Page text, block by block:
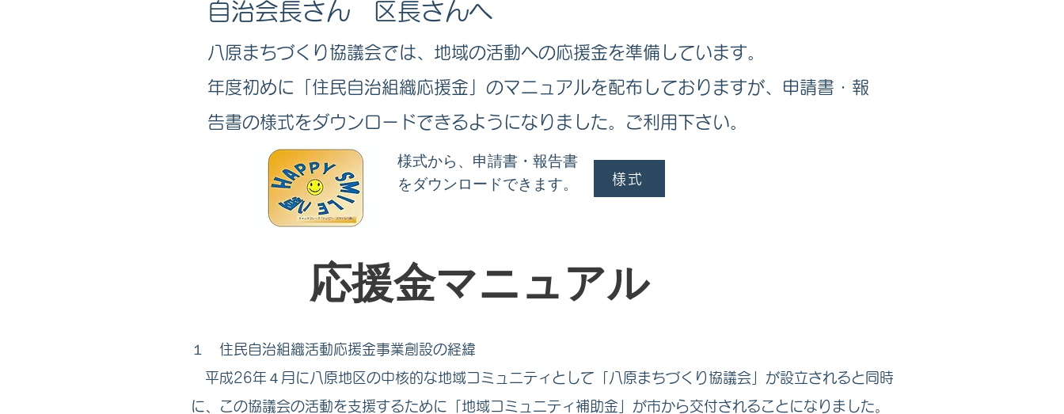
自治会長さん 区長さんへ
八原まちづくり協議会では、地域の活動への​応援金を準備しています。
年度初めに「住民自治組織応援金」のマニュアルを配布しておりますが、申請書・報
告書の様式をダウンロードできるようになりました。ご利用下さい。
​様式から、申請書・報告書
をダウンロードできます。
様式
応援金マニュアル
１ 住民自治組織活動応援金事業創設の経緯
平成26年４月に八原地区の中核的な地域コミュニティとして「八原まちづくり協議会」が設立されると同時
に、この協議会の活動を支援するために「地域コミュニティ補助金」が市から交付されることになりました。